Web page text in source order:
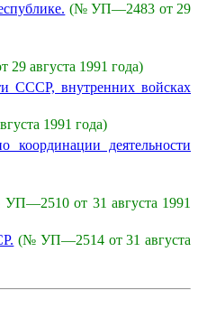
(№ УП—2483 от 29
августа 1991 года)
СССР, внутренних войсках
1991 года)
деятельности
от 31 августа 1991
(№ УП—2514 от 31 августа